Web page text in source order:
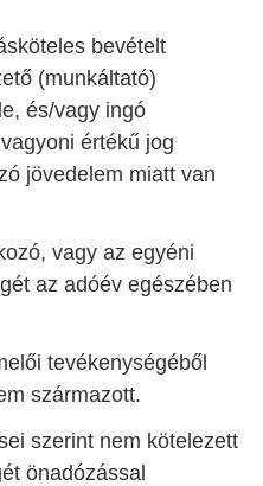
bevételt
(munkáltató)
és/vagy ingó
értékű jog
jövedelem miatt van
vagy az egyéni
az adóév egészében
tevékenységéből
származott.
szerint nem kötelezett
önadózással